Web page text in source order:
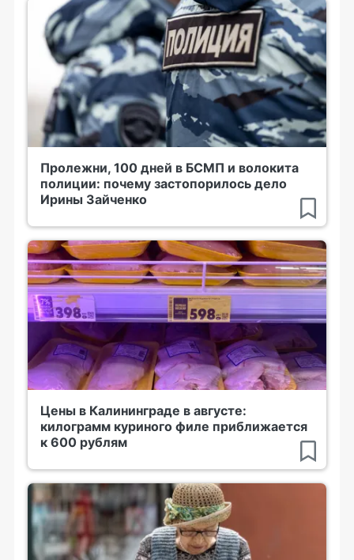
Пролежни, 100 дней в БСМП и волокита
полиции: почему застопорилось дело
Ирины Зайченко
Цены в Калининграде в августе:
килограмм куриного филе приближается
к 600 рублям